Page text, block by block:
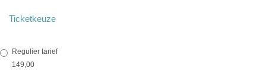
Ticketkeuze
Regulier tarief
149,00